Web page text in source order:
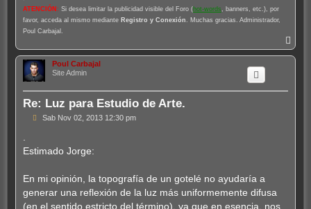
ATENCIÓN : Si desea limitar la publicidad visible del Foro (hot-words , banners, etc.), por
favor, acceda al mismo mediante Registro y Conexión . Muchas gracias. Administrador,
Poul Carbajal.
r
r
Poul Carbajal
Site Admin
Re: Luz para Estudio de Arte.
M
a
Sab Nov 02, 2013 12:30 pm
.
Estimado Jorge:
En mi opinión, la topografía de un gotelé no ayudaría a
generar una reflexión de la luz más uniformemente difusa
(en el sentido estricto del término), ya que en esencia, nos